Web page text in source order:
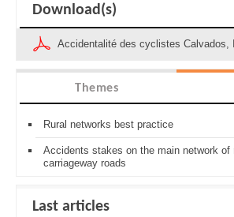
Download(s)
Accidentalité des cyclistes Calvados,
Themes
Rural networks best practice
Accidents stakes on the main network of
carriageway roads
Last articles